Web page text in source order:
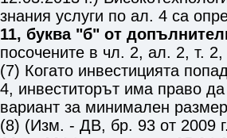
знания услуги по ал. 4 са
11, буква "б" от
посочените в чл. 2, ал. 2, т.
(7) Когато инвестицията
4, инвеститорът има право
вариант за минимален
(8) (Изм. - ДВ, бр. 93 от 2009